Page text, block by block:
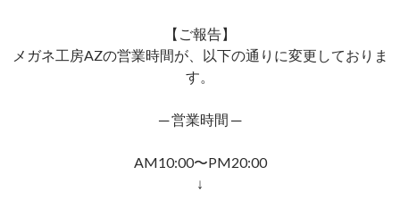
【ご報告】
メガネ工房AZの営業時間が、以下の通りに変更しておりま
す。
─ 営業時間 ─
AM10:00〜PM20:00
↓